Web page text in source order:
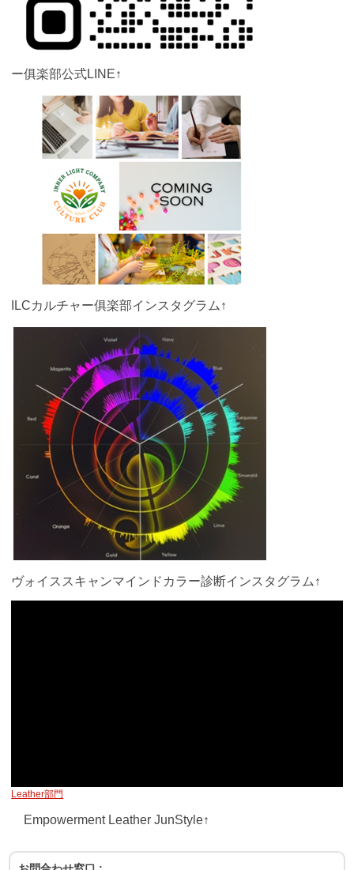
ー俱楽部公式LINE↑
ILCカルチャー俱楽部インスタグラム↑
ヴォイススキャンマインドカラー診断インスタグラム↑
Leather部門
Empowerment Leather JunStyle↑